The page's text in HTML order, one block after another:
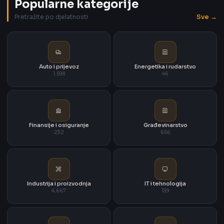
Popularne kategorije
Pretražite po djelatnosti Sve →
Auto i prijevoz
1.598
Energetika i rudarstvo
46
Finansije i osiguranje
232
Građevinarstvo
656
Industrija i proizvodnja
4.667
IT i tehnologija
139